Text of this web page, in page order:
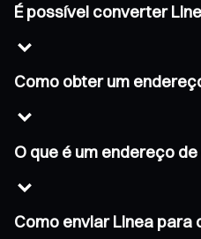
É possível converter
Como obter um
O que é um endereço
Como enviar Linea